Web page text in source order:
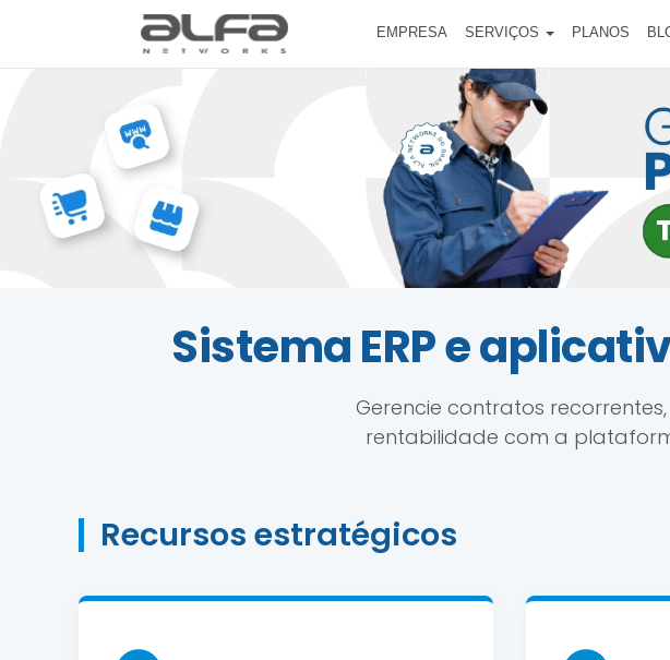
EMPRESA SERVIÇOS PLANOS
Sistema ERP e
Gerencie contratos
rentabilidade com a
Recursos estratégicos